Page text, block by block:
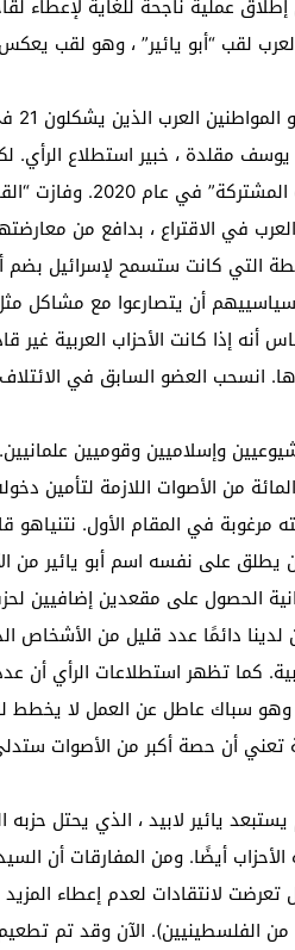
لقب “أبو يائير” ، وهو لقب
مقلدة ، خبير استطلاع الرأي.
الناخبين العرب في الاقتراع ،
التي كانت ستسمح لإسرائيل بضم
أن يتصارعوا مع مشاكل
أنه إذا كانت الأحزاب العربية
انسحب العضو السابق في
وإسلاميين وقوميين
ملوك. لكنه يخاطر بعدم الفوز بنسبة 3.25 في
مرغوبة في المقام الأول.
يطلق على نفسه اسم أبو يائير
الحصول على مقعدين إضافيين
دائمًا عدد قليل من
كما تظهر استطلاعات الرأي أن
وهو سباك عاطل عن العمل لا
تعني أن حصة أكبر من الأصوات
يائير لابيد ، الذي يحتل
أيضًا. ومن المفارقات أن
لانتقادات لعدم إعطاء
من الفلسطينيين). الآن وقد تم